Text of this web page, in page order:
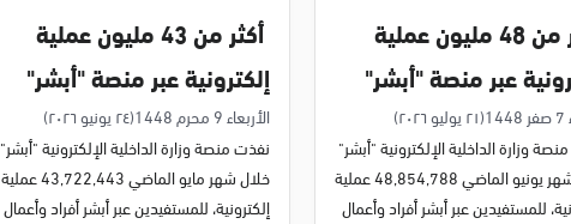
أكثر من 48 مليون عملية
عبر منصة "أبشر"
2026م
(٢١ يوليو ٢٠٢٦)
وزارة الداخلية الإلكترونية "أبشر"
خلال شهر يونيو الماضي 48,854,788 عملية
للمستفيدين عبر أبشر أفراد وأعمال
أكثر من 43 مليون عملية
إلكترونية عبر منصة "أبشر"
في مايو 2026م
الأربعاء 9 محرم 1448
(٢٤ يونيو ٢٠٢٦)
نفذت منصة وزارة الداخلية الإلكترونية "أبشر"
خلال شهر مايو الماضي 43,722,443 عملية
إلكترونية، للمستفيدين عبر أبشر أفراد وأعمال